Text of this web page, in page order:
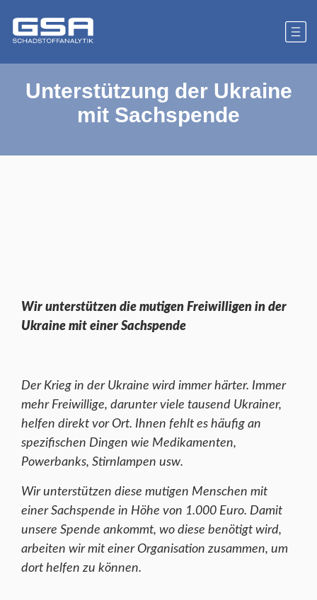
Unterstützung der Ukraine
mit Sachspende
Wir unterstützen die mutigen Freiwilligen in der
Ukraine mit einer Sachspende
Der Krieg in der Ukraine wird immer härter. Immer
mehr Freiwillige, darunter viele tausend Ukrainer,
helfen direkt vor Ort. Ihnen fehlt es häufig an
spezifischen Dingen wie Medikamenten,
Powerbanks, Stirnlampen usw.
Wir unterstützen diese mutigen Menschen mit
einer Sachspende in Höhe von 1.000 Euro. Damit
unsere Spende ankommt, wo diese benötigt wird,
arbeiten wir mit einer Organisation zusammen, um
dort helfen zu können.